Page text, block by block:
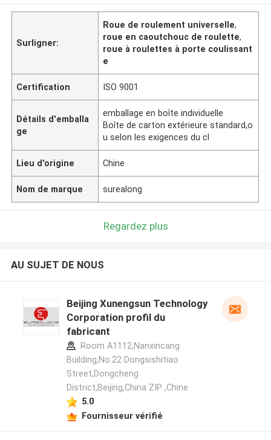
Surligner:
Roue de roulement universelle,
roue en caoutchouc de roulette,
roue à roulettes à porte coulissant
e
Certification ISO 9001
Détails d'emballa
ge
emballage en boîte individuelle
Boîte de carton extérieure standard,o
u selon les exigences du cl
Lieu d'origine Chine
Nom de marque surealong
Regardez plus
AU SUJET DE NOUS
Beijing Xunengsun Technology
Corporation profil du
fabricant
Room A1112,Nanxincang
Building,No.22 Dongsishitiao
Street,Dongcheng
District,Beijing,China ZIP ,Chine
5.0
Fournisseur vérifié